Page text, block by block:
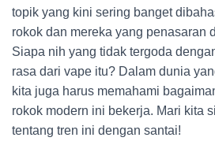
topik yang kini sering banget
rokok dan mereka yang penasaran
Siapa nih yang tidak tergoda
rasa dari vape itu? Dalam dunia
kita juga harus memahami
rokok modern ini bekerja. Mari kita
tentang tren ini dengan santai!